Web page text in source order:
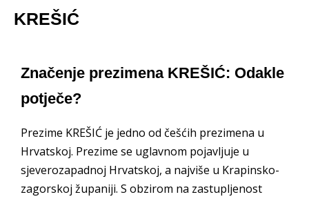
KREŠIĆ
Značenje prezimena KREŠIĆ: Odakle
potječe?
Prezime KREŠIĆ je jedno od češćih prezimena u
Hrvatskoj. Prezime se uglavnom pojavljuje u
sjeverozapadnoj Hrvatskoj, a najviše u Krapinsko-
zagorskoj županiji. S obzirom na zastupljenost